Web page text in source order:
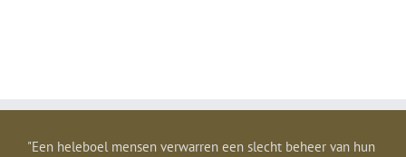
"Een heleboel mensen verwarren een slecht beheer van hun